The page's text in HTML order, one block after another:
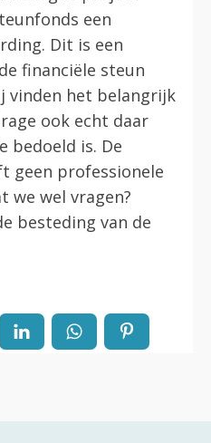
een
Dit is een
financiële steun
vinden het belangrijk
ook echt daar
bedoeld is. De
geen professionele
we wel vragen?
besteding van de